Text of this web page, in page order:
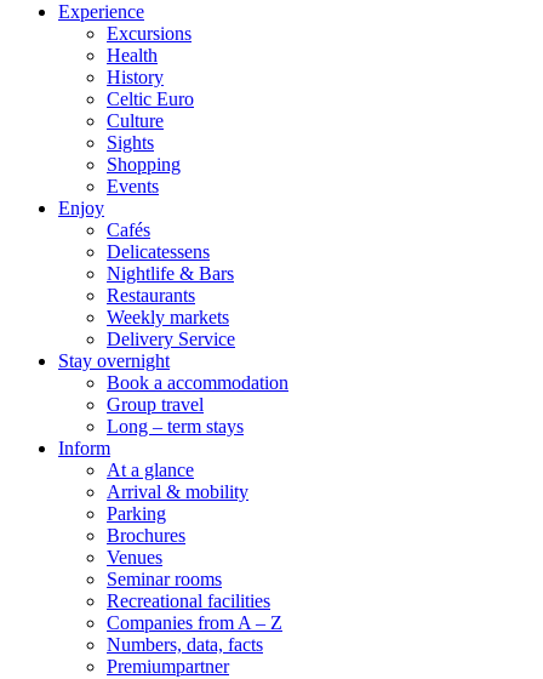
Experience
Excursions
Health
History
Celtic Euro
Culture
Sights
Shopping
Events
Enjoy
Cafés
Delicatessens
Nightlife & Bars
Restaurants
Weekly markets
Delivery Service
Stay overnight
Book a accommodation
Group travel
Long – term stays
Inform
At a glance
Arrival & mobility
Parking
Brochures
Venues
Seminar rooms
Recreational facilities
Companies from A – Z
Numbers, data, facts
Premiumpartner